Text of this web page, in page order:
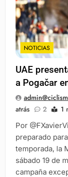
NOTICIAS
UAE
a Pogačar
atrás
2 1
Por
preparado
temporada, la
sábado 19 de
campaña